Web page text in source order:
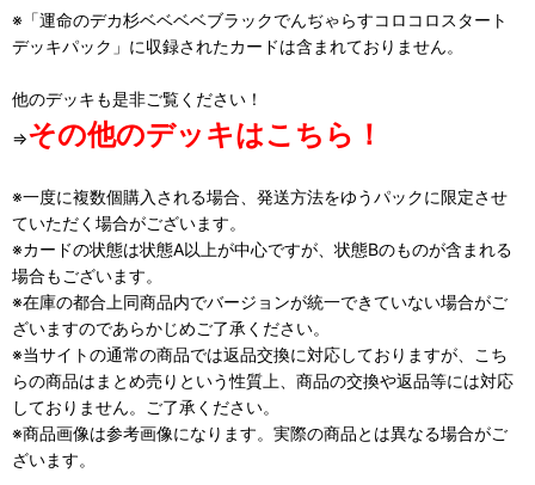
※「運命のデカ杉ベベベベブラックでんぢゃらすコロコロスタート
デッキパック」に収録されたカードは含まれておりません。
他のデッキも是非ご覧ください！
⇒その他のデッキはこちら！
※一度に複数個購入される場合、発送方法をゆうパックに限定させ
ていただく場合がございます。
※カードの状態は状態A以上が中心ですが、状態Bのものが含まれる
場合もございます。
※在庫の都合上同商品内でバージョンが統一できていない場合がご
ざいますのであらかじめご了承ください。
※当サイトの通常の商品では返品交換に対応しておりますが、こち
らの商品はまとめ売りという性質上、商品の交換や返品等には対応
しておりません。ご了承ください。
※商品画像は参考画像になります。実際の商品とは異なる場合がご
ざいます。